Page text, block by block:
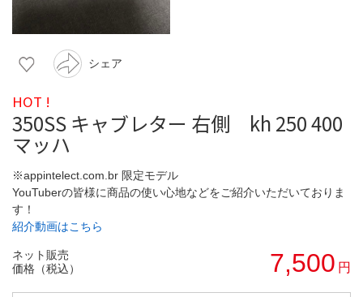
シェア
HOT !
350SS キャブレター 右側 kh 250 400
マッハ
※appintelect.com.br 限定モデル
YouTuberの皆様に商品の使い心地などをご紹介いただいておりま
す！
紹介動画はこちら
ネット販売
価格（税込）
7,500 円